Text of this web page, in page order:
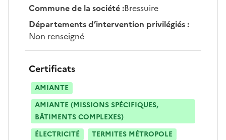
Commune de la société:Bressuire
Départements d’intervention privilégiés:
Non renseigné
Certificats
AMIANTE
AMIANTE (MISSIONS SPÉCIFIQUES,
BÂTIMENTS COMPLEXES)
ÉLECTRICITÉ
TERMITES MÉTROPOLE